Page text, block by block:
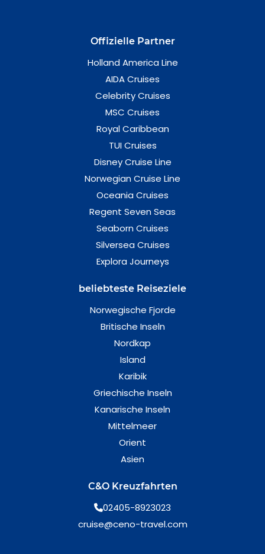
Offizielle Partner
Holland America Line
AIDA Cruises
Celebrity Cruises
MSC Cruises
Royal Caribbean
TUI Cruises
Disney Cruise Line
Norwegian Cruise Line
Oceania Cruises
Regent Seven Seas
Seaborn Cruises
Silversea Cruises
Explora Journeys
beliebteste Reiseziele
Norwegische Fjorde
Britische Inseln
Nordkap
Island
Karibik
Griechische Inseln
Kanarische Inseln
Mittelmeer
Orient
Asien
C&O Kreuzfahrten
02405-8923023
cruise@ceno-travel.com